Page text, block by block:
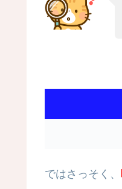
ではさっそく、